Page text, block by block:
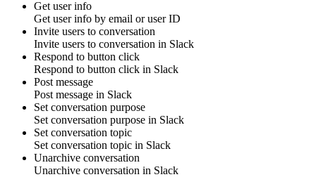
Get user info
Get user info by email oruser ID
Invite users to conversation
Invite users to conversation in Slack
Respond to button click
Respond to button click in Slack
Post message
Post message in Slack
Set conversation purpose
Set conversation purpose in Slack
Set conversation topic
Set conversation topic in Slack
Unarchive conversation
Unarchive conversation in Slack